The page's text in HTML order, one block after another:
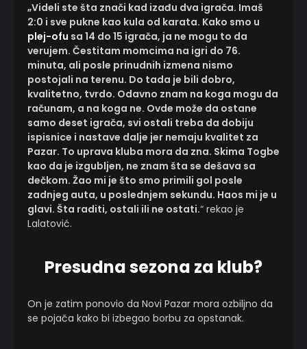
„Videli ste šta znači kad izađu dva igrača. Imaš
2:0 i sve pukne kao kula od karata. Kako smo u
plej-ofu sa 14 do 15 igrača, ja ne mogu to da
verujem. Čestitam momcima na igri do 76.
minuta, ali posle prinudnih izmena nismo
postojali na terenu. Do tada je bili dobro,
kvalitetno, tvrdo. Odavno znam na koga mogu da
računam, a na koga ne. Ovde može da ostane
samo deset igrača, svi ostali treba da dobiju
ispisnice i nastave dalje jer nemaju kvalitet za
Pazar. To uprava kluba mora da zna. Skima Togbe
kao da je izgubljen, ne znam šta se dešava sa
dečkom. Žao mi je što smo primili gol posle
zadnjeg auta, u poslednjem sekundu. Haos mi je u
glavi. Šta raditi, ostali ili ne ostati.“ rekao je
Lalatović.
Presudna sezona za klub?
On je zatim ponovio da Novi Pazar mora ozbiljno da
se pojača kako bi izbegao borbu za opstanak.